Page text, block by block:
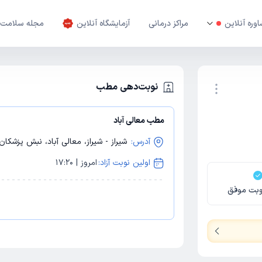
آنلاین مراکز درمانی آزمایشگاه آنلاین مجله سلامت
موفق
نوبت‌دهی مطب
مطب معالی آباد
آدرس: شیراز - شیراز، معالی آباد، نبش پزشکان،
اولین نوبت آزاد:امروز | 17:20